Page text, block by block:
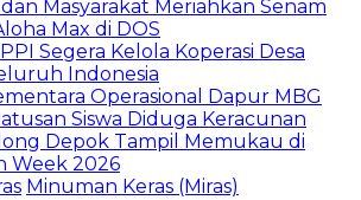
Masyarakat Meriahkan Senam
Max di DOS
Segera Kelola Koperasi Desa
Indonesia
Operasional Dapur MBG
Siswa Diduga Keracunan
Depok Tampil Memukau di
Week 2026
Minuman Keras (Miras)